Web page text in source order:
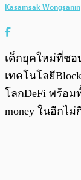
Kasamsak Wongsanin
เด็กยุคใหม่ที่ชอ
เทคโนโลยี
โลกDeFi พร้อม
money ในอีกไ